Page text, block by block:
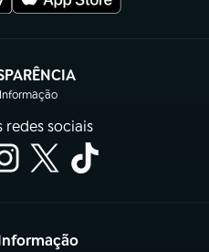
(abre em nova aba)
redes sociais